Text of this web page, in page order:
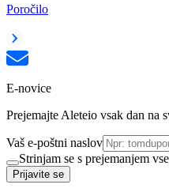
Poročilo
E-novice
Prejemajte Aleteio vsak dan na
Vaš e-poštni naslov
Strinjam se s prejemanjem
Prijavite se